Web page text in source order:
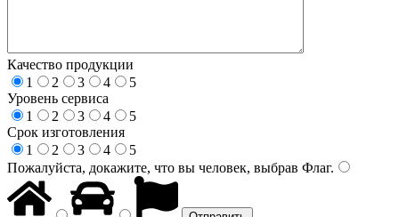
Качество продукции
1
2 3 4
5
Уровень сервиса
1
2 3 4
5
Срок изготовления
1
2 3 4
5
Пожалуйста, докажите, что вы человек, выбрав Флаг.